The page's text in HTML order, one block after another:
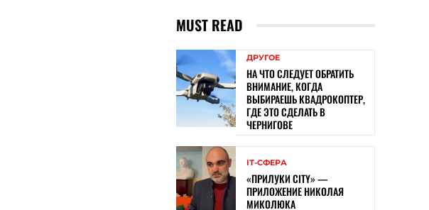
MUST READ
ДРУГОЕ
НА ЧТО СЛЕДУЕТ ОБРАТИТЬ
ВНИМАНИЕ, КОГДА
ВЫБИРАЕШЬ КВАДРОКОПТЕР,
ГДЕ ЭТО СДЕЛАТЬ В
ЧЕРНИГОВЕ
ІТ-СФЕРА
«ПРИЛУКИ CITY» —
ПРИЛОЖЕНИЕ НИКОЛАЯ
МИКОЛЮКА